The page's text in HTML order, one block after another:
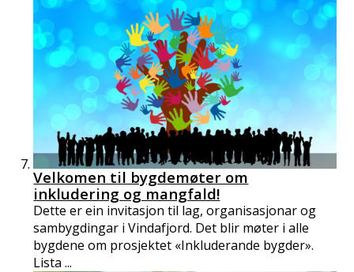
Velkomen til bygdemøter om
inkludering og mangfald!
Dette er ein invitasjon til lag, organisasjonar og
sambygdingar i Vindafjord. Det blir møter i alle
bygdene om prosjektet «Inkluderande bygder».
Lista ...